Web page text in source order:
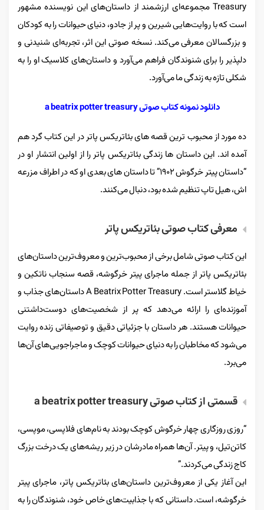
Treasury مجموعه‌ای ارزشمند از داستان‌های این نویسنده مشهور
است که با روایت‌هایی شیرین و پر از جادو، دنیای حیوانات را به کودکان
و بزرگسالان معرفی می‌کند. نسخه صوتی این اثر، تجربه‌ای شنیدنی و
دلپذیر را برای شنوندگان فراهم می‌آورد و داستان‌های کلاسیک او را به
شکلی تازه به زندگی ما می‌آورد.
دانلود نمونه کتاب صوتی a beatrix potter treasury
ده مورد از محبوب ترین قصه های بئاتریکس پاتر در این کتاب گرد هم
آمده اند. این داستان ها زندگی بئاتریکس پاتر را از اولین انتشار او در
“داستان پیتر خرگوش ۱۹۰۲” تا داستان های بعدی او که در اطراف مزرعه
اش، هیل تاپ تنظیم شده بود، دنبال می‌کنند.
معرفی کتاب صوتی بئاتریکس پاتر
این کتاب صوتی شامل برخی از محبوب‌ترین و معروف‌ترین داستان‌های
بئاتریکس پاتر از جمله ماجرای پیتر خرگوشه، قصه سنجاب ناتکین و
خیاط گلاستر است. A Beatrix Potter Treasury داستان‌های جذاب و
آموزنده‌ای را ارائه می‌دهد که پر از شخصیت‌های دوست‌داشتنی
حیوانات هستند. هر داستان با جزئیاتی دقیق و توصیفاتی زنده روایت
می‌شود که مخاطبان را به دنیای حیوانات کوچک و ماجراجویی‌های آن‌ها
می‌برد.
قسمتی از کتاب صوتی a beatrix potter treasury
“روزی روزگاری چهار خرگوش کوچک بودند به نام‌های فلاپسی، موپسی،
کاتن‌تیل، و پیتر. آن‌ها همراه مادرشان در زیر ریشه‌های یک درخت بزرگ
کاج زندگی می‌کردند.”
این آغاز یکی از معروف‌ترین داستان‌های بئاتریکس پاتر، ماجرای پیتر
خرگوشه، است. داستانی که با جذابیت‌های خاص خود، شنوندگان را به